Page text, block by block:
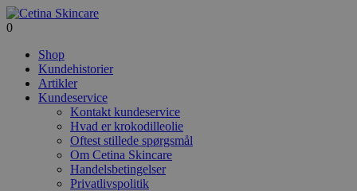
0
Shop
Kundehistorier
Artikler
Kundeservice
Kontakt kundeservice
Hvad er krokodilleolie
Oftest stillede spørgsmål
Om Cetina Skincare
Handelsbetingelser
Privatlivspolitik